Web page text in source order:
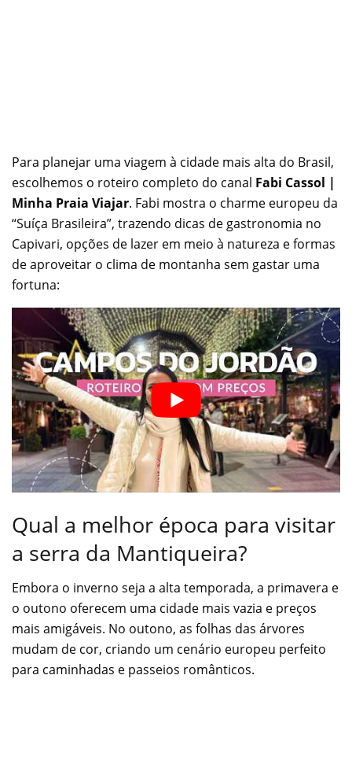
Para planejar uma viagem à cidade mais alta do Brasil,
escolhemos o roteiro completo do canal Fabi Cassol |
Minha Praia Viajar. Fabi mostra o charme europeu da
“Suíça Brasileira”, trazendo dicas de gastronomia no
Capivari, opções de lazer em meio à natureza e formas
de aproveitar o clima de montanha sem gastar uma
fortuna:
Qual a melhor época para visitar
a serra da Mantiqueira?
Embora o inverno seja a alta temporada, a primavera e
o outono oferecem uma cidade mais vazia e preços
mais amigáveis. No outono, as folhas das árvores
mudam de cor, criando um cenário europeu perfeito
para caminhadas e passeios românticos.